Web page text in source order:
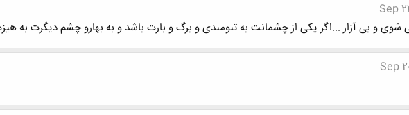
Sep
شوی و بی آزار ...اگر یکی از چشمانت به تنومندی و برگ و بارت باشد و به بهارو چشم دیگرت به
Sep